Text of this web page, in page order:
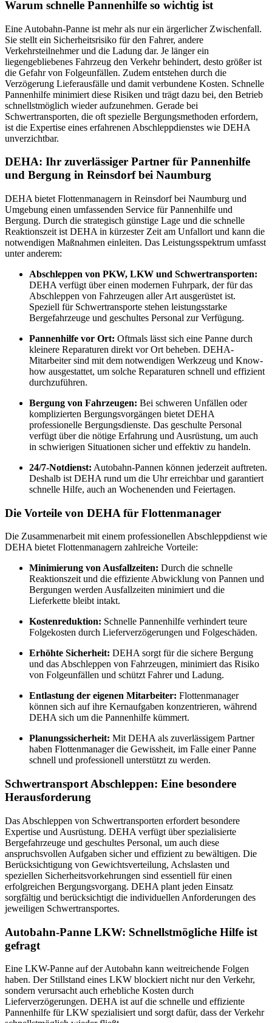
Warum schnelle Pannenhilfe so wichtig ist
Eine Autobahn-Panne ist mehr als nur ein ärgerlicher Zwischenfall.
Sie stellt ein Sicherheitsrisiko für den Fahrer, andere
Verkehrsteilnehmer und die Ladung dar. Je länger ein
liegengebliebenes Fahrzeug den Verkehr behindert, desto größer ist
die Gefahr von Folgeunfällen. Zudem entstehen durch die
Verzögerung Lieferausfälle und damit verbundene Kosten. Schnelle
Pannenhilfe minimiert diese Risiken und trägt dazu bei, den Betrieb
schnellstmöglich wieder aufzunehmen. Gerade bei
Schwertransporten, die oft spezielle Bergungsmethoden erfordern,
ist die Expertise eines erfahrenen Abschleppdienstes wie DEHA
unverzichtbar.
DEHA: Ihr zuverlässiger Partner für Pannenhilfe
und Bergung in Reinsdorf bei Naumburg
DEHA bietet Flottenmanagern in Reinsdorf bei Naumburg und
Umgebung einen umfassenden Service für Pannenhilfe und
Bergung. Durch die strategisch günstige Lage und die schnelle
Reaktionszeit ist DEHA in kürzester Zeit am Unfallort und kann die
notwendigen Maßnahmen einleiten. Das Leistungsspektrum umfasst
unter anderem:
Abschleppen von PKW, LKW und Schwertransporten:
DEHA verfügt über einen modernen Fuhrpark, der für das
Abschleppen von Fahrzeugen aller Art ausgerüstet ist.
Speziell für Schwertransporte stehen leistungsstarke
Bergefahrzeuge und geschultes Personal zur Verfügung.
Pannenhilfe vor Ort: Oftmals lässt sich eine Panne durch
kleinere Reparaturen direkt vor Ort beheben. DEHA-
Mitarbeiter sind mit dem notwendigen Werkzeug und Know-
how ausgestattet, um solche Reparaturen schnell und effizient
durchzuführen.
Bergung von Fahrzeugen: Bei schweren Unfällen oder
komplizierten Bergungsvorgängen bietet DEHA
professionelle Bergungsdienste. Das geschulte Personal
verfügt über die nötige Erfahrung und Ausrüstung, um auch
in schwierigen Situationen sicher und effektiv zu handeln.
24/7-Notdienst: Autobahn-Pannen können jederzeit auftreten.
Deshalb ist DEHA rund um die Uhr erreichbar und garantiert
schnelle Hilfe, auch an Wochenenden und Feiertagen.
Die Vorteile von DEHA für Flottenmanager
Die Zusammenarbeit mit einem professionellen Abschleppdienst wie
DEHA bietet Flottenmanagern zahlreiche Vorteile:
Minimierung von Ausfallzeiten: Durch die schnelle
Reaktionszeit und die effiziente Abwicklung von Pannen und
Bergungen werden Ausfallzeiten minimiert und die
Lieferkette bleibt intakt.
Kostenreduktion: Schnelle Pannenhilfe verhindert teure
Folgekosten durch Lieferverzögerungen und Folgeschäden.
Erhöhte Sicherheit: DEHA sorgt für die sichere Bergung
und das Abschleppen von Fahrzeugen, minimiert das Risiko
von Folgeunfällen und schützt Fahrer und Ladung.
Entlastung der eigenen Mitarbeiter: Flottenmanager
können sich auf ihre Kernaufgaben konzentrieren, während
DEHA sich um die Pannenhilfe kümmert.
Planungssicherheit: Mit DEHA als zuverlässigem Partner
haben Flottenmanager die Gewissheit, im Falle einer Panne
schnell und professionell unterstützt zu werden.
Schwertransport Abschleppen: Eine besondere
Herausforderung
Das Abschleppen von Schwertransporten erfordert besondere
Expertise und Ausrüstung. DEHA verfügt über spezialisierte
Bergefahrzeuge und geschultes Personal, um auch diese
anspruchsvollen Aufgaben sicher und effizient zu bewältigen. Die
Berücksichtigung von Gewichtsverteilung, Achslasten und
speziellen Sicherheitsvorkehrungen sind essentiell für einen
erfolgreichen Bergungsvorgang. DEHA plant jeden Einsatz
sorgfältig und berücksichtigt die individuellen Anforderungen des
jeweiligen Schwertransportes.
Autobahn-Panne LKW: Schnellstmögliche Hilfe ist
gefragt
Eine LKW-Panne auf der Autobahn kann weitreichende Folgen
haben. Der Stillstand eines LKW blockiert nicht nur den Verkehr,
sondern verursacht auch erhebliche Kosten durch
Lieferverzögerungen. DEHA ist auf die schnelle und effiziente
Pannenhilfe für LKW spezialisiert und sorgt dafür, dass der Verkehr